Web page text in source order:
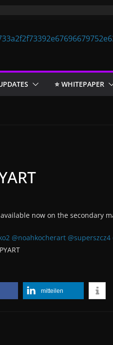
⭐️ WHITEPAPER
now on the secondary
@noahkocherart @superszcz4
mitteilen